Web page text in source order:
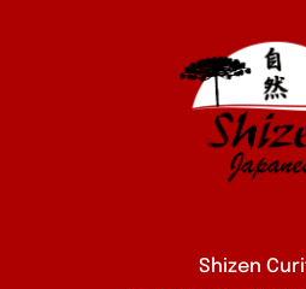
Peixe à escolha (salmão,
com molho especial
Shizen